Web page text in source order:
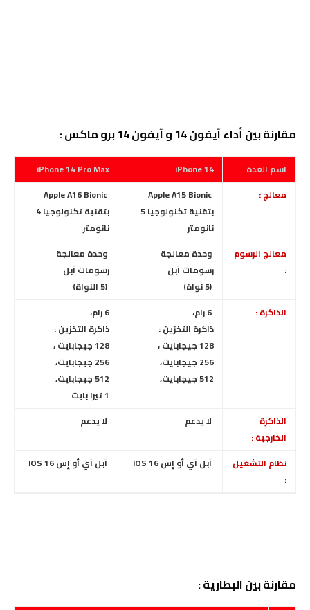
مقارنة بين أداء آيفون 14 و آيفون 14 برو ماكس :
اسم العدة iPhone 14
iPhone 14 Pro Max
معالج :
بتقنية تكنولوجيا 5
نانومتر
بتقنية تكنولوجيا 4
نانومتر
معالج الرسوم
:
وحدة معالجة
رسوماتآبل
(5 نواة)
وحدة معالجة
رسوماتآبل
(5 النواة)
الذاكرة :
ذاكرة التخزين :
128 جيجابايت ،
256 جيجابايت،
512 جيجابايت،
6 رام،
ذاكرة التخزين :
128 جيجابايت ،
256 جيجابايت،
512 جيجابايت،
1 تيرا بايت
الذاكرة
الخارجية :
لا يدعم لا يدعم
نظام التشغيل
:
آبل آي أو إس IOS 16 آبل آي أو إس IOS 16
مقارنة بين البطارية :